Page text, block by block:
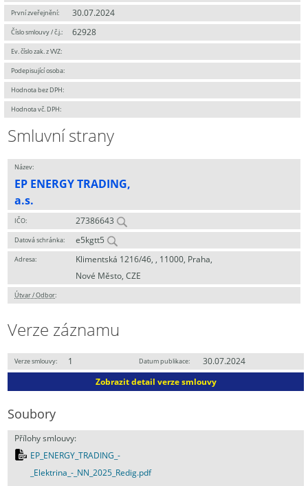
První zveřejnění: 30.07.2024
Číslo smlouvy / č.j.: 62928
Ev. číslo zak. z VVZ:
Podepisující osoba:
Hodnota bez DPH:
Hodnota vč. DPH:
Smluvní strany
Název:
EP ENERGY TRADING,
a.s.
IČO: 27386643
Datová schránka: e5kgtt5
Adresa:
Klimentská 1216/46, , 11000, Praha,
Nové Město, CZE
Útvar / Odbor:
Verze záznamu
Verze smlouvy: 1 Datum publikace:
30.07.2024
Zobrazit detail verze smlouvy
Soubory
Přílohy smlouvy:
EP_ENERGY_TRADING_-
_Elektrina_-_NN_2025_Redig.pdf